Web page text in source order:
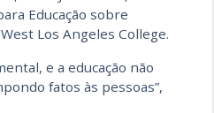
Educação sobre
Los Angeles College.
e a educação não
fatos às pessoas”,